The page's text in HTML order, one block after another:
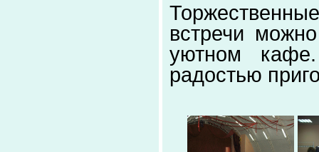
встречи
уютном
радостью